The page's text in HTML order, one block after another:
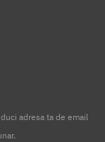
adresa ta de email